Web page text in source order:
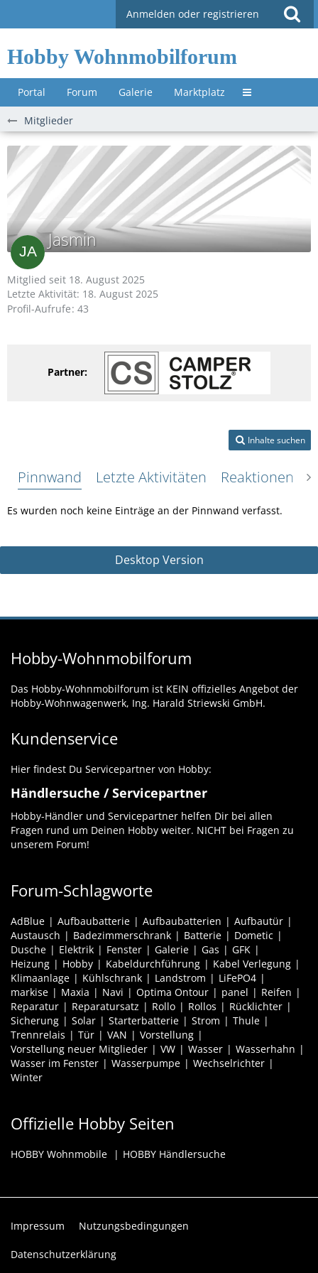
Anmelden oder registrieren
Hobby Wohnmobilforum
Portal Forum Galerie Marktplatz Untermenü »
Mitglieder
Jasmin
Mitglied seit 18. August 2025
Letzte Aktivität: 18. August 2025
Profil-Aufrufe 43
Partner:
Inhalte suchen
Pinnwand Letzte Aktivitäten Reaktionen
Es wurden noch keine Einträge an der Pinnwand verfasst.
Desktop Version
Hobby-Wohnmobilforum
Das Hobby-Wohnmobilforum ist KEIN offizielles Angebot der
Hobby-Wohnwagenwerk, Ing. Harald Striewski GmbH.
Kundenservice
Hier findest Du Servicepartner von Hobby:
Händlersuche / Servicepartner
Hobby-Händler und Servicepartner helfen Dir bei allen
Fragen rund um Deinen Hobby weiter. NICHT bei Fragen zu
unserem Forum!
Forum-Schlagworte
AdBlue Aufbaubatterie Aufbaubatterien
Aufbautür
Austausch
Badezimmerschrank Batterie
Dometic
Dusche
Elektrik Fenster Galerie Gas
GFK
Heizung
Hobby Kabeldurchführung
Kabel Verlegung
Klimaanlage
Kühlschrank Landstrom
LiFePO4
markise
Maxia Navi Optima Ontour panel
Reifen
Reparatur
Reparatursatz Rollo Rollos
Rücklichter
Sicherung
Solar Starterbatterie Strom
Thule
Trennrelais
Tür VAN
Vorstellung
Vorstellung neuer Mitglieder
VW Wasser
Wasserhahn
Wasser im Fenster
Wasserpumpe
Wechselrichter
Winter
Offizielle Hobby Seiten
HOBBY Wohnmobile HOBBY Händlersuche
Impressum Nutzungsbedingungen
Datenschutzerklärung